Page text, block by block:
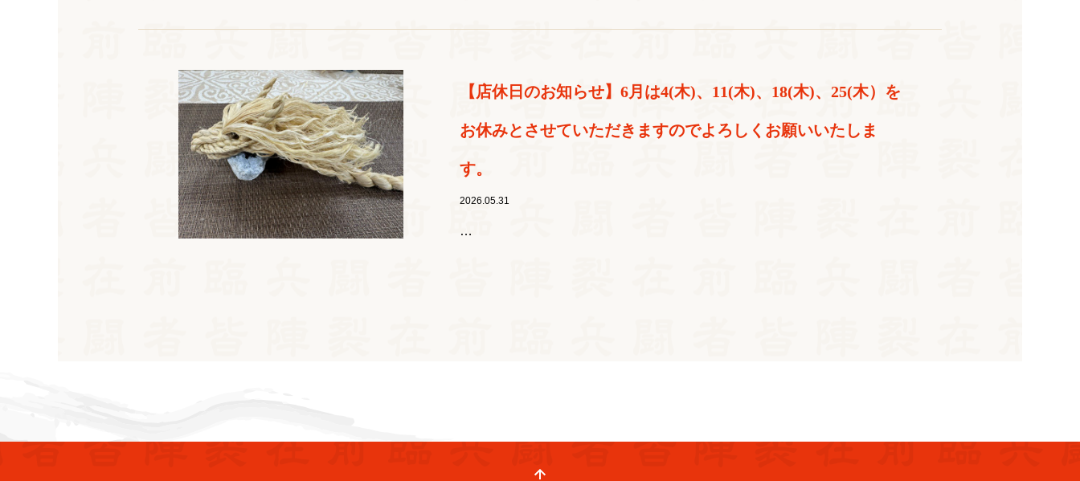
【店休日のお知らせ】6月は4(木)、11(木)、18(木)、25(木）を
お休みとさせていただきますのでよろしくお願いいたしま
す。
2026.05.31
…